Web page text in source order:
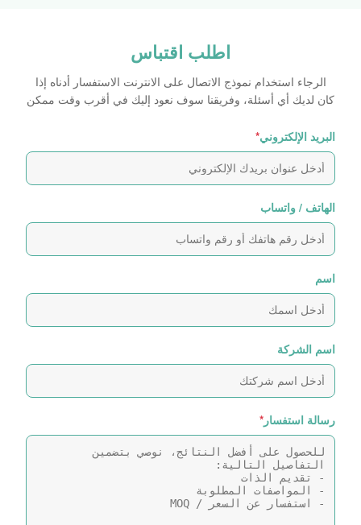
اطلب اقتباس
الرجاء استخدام نموذج الاتصال على الانترنت الاستفسار أدناه إذا
كان لديك أي أسئلة، وفريقنا سوف نعود إليك في أقرب وقت ممكن
البريد الإلكتروني*
الهاتف / واتساب
اسم
اسم الشركة
رسالة استفسار *